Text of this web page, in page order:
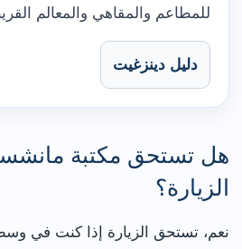
للمطاعم والمقاهي والمعالم
دليل دينزغيت
هل تستحق مكتبة
الزيارة؟
نعم، تستحق الزيارة إذا كنت في